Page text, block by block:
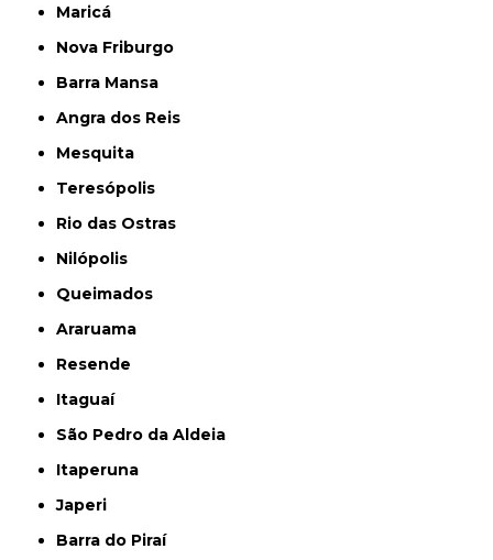
Maricá
Nova Friburgo
Barra Mansa
Angra dos Reis
Mesquita
Teresópolis
Rio das Ostras
Nilópolis
Queimados
Araruama
Resende
Itaguaí
São Pedro da Aldeia
Itaperuna
Japeri
Barra do Piraí